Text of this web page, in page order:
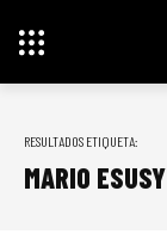
RESULTADOS ETIQUETA:
MARIO ESUSY